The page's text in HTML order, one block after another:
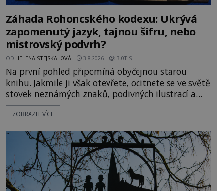
Záhada Rohoncského kodexu: Ukrývá
zapomenutý jazyk, tajnou šifru, nebo
mistrovský podvrh?
OD HELENA STEJSKALOVÁ 3.8.2026 3.0TIS
Na první pohled připomíná obyčejnou starou
knihu. Jakmile ji však otevřete, ocitnete se ve světě
stovek neznámých znaků, podivných ilustrací a
textu, který už téměř dvě století vzdoruje všem
pokusům o rozluštění. Rohoncský kodex patří mezi
jistotou neví, kdo jej napsal, kdy vznikl ani co
vlastně vypráví. Rohoncský kodex se poprvé
objevuje v roce
ZOBRAZIT VÍCE